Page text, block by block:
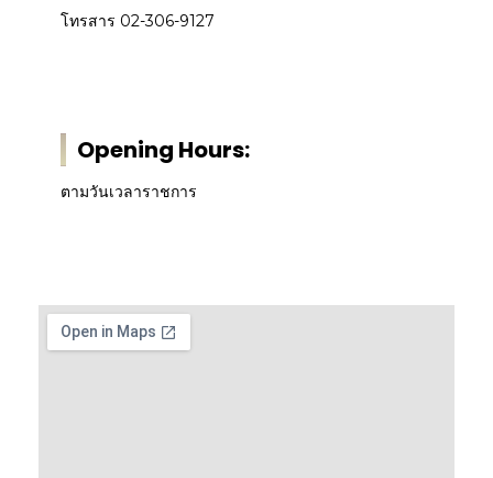
โทรสาร 02-306-9127
Opening Hours:
ตามวันเวลาราชการ